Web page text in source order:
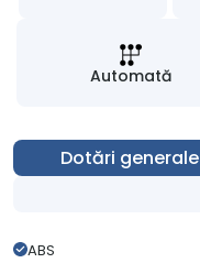
Automată
Dotări generale
ABS